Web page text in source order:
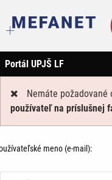
Portál UPJŠ LF
Nemáte požadované
používateľ na príslušnej
meno (e-mail):